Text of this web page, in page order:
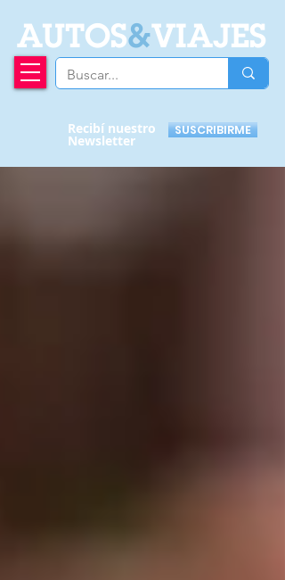
AUTOS&VIAJES
Recibí nuestro
Newsletter
SUSCRIBIRME